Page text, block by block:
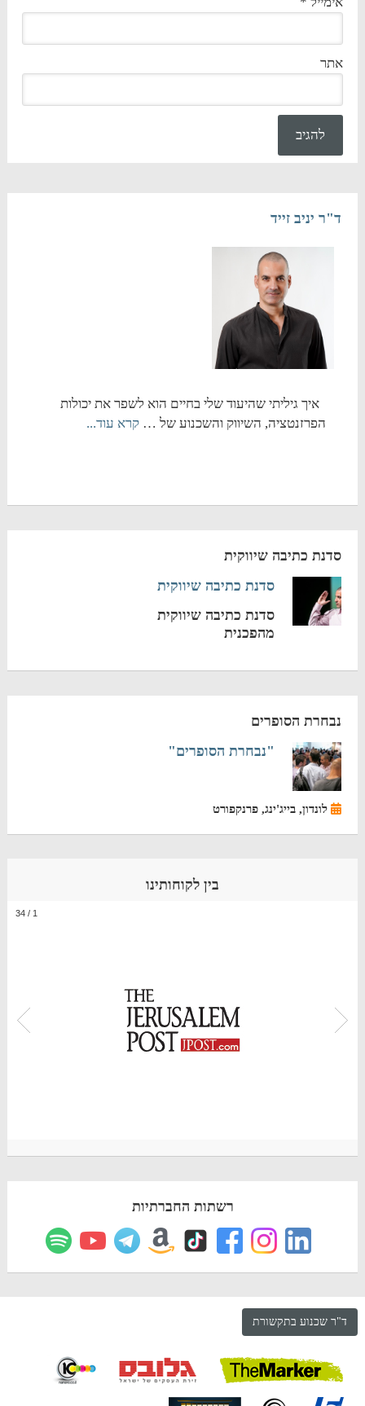
אתר
ד"ר יניב זייד
איך גיליתי שהיעוד שלי בחיים הוא לשפר את יכולות
הפרזנטציה, השיווק והשכנוע של … קרא עוד...
סדנת כתיבה שיווקית
סדנת כתיבה שיווקית
סדנת כתיבה שיווקית
מהפכנית
נבחרת הסופרים
"נבחרת הסופרים"
לונדון, בייג'ינג, פרנקפורט
בין לקוחותינו
1
/
34
רשתות החברתיות
ד"ר שכנוע בתקשורת